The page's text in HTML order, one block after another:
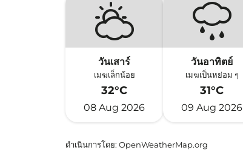
วันเสาร์
เมฆเล็กน้อย
32°C
08 Aug 2026
วันอาทิตย์
เมฆเป็นหย่อม ๆ
31°C
09 Aug 2026
ดำเนินการโดย: OpenWeatherMap.org